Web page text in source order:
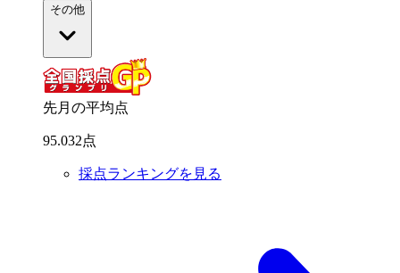
その他
先月の平均点
95.032点
採点ランキングを見る